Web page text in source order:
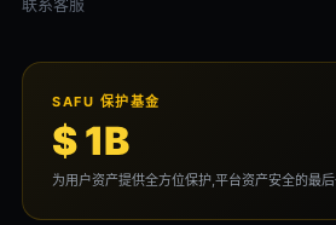
SAFU 保护基金
$ 1B
为用户资产提供全方位保护,平台资产安全的最